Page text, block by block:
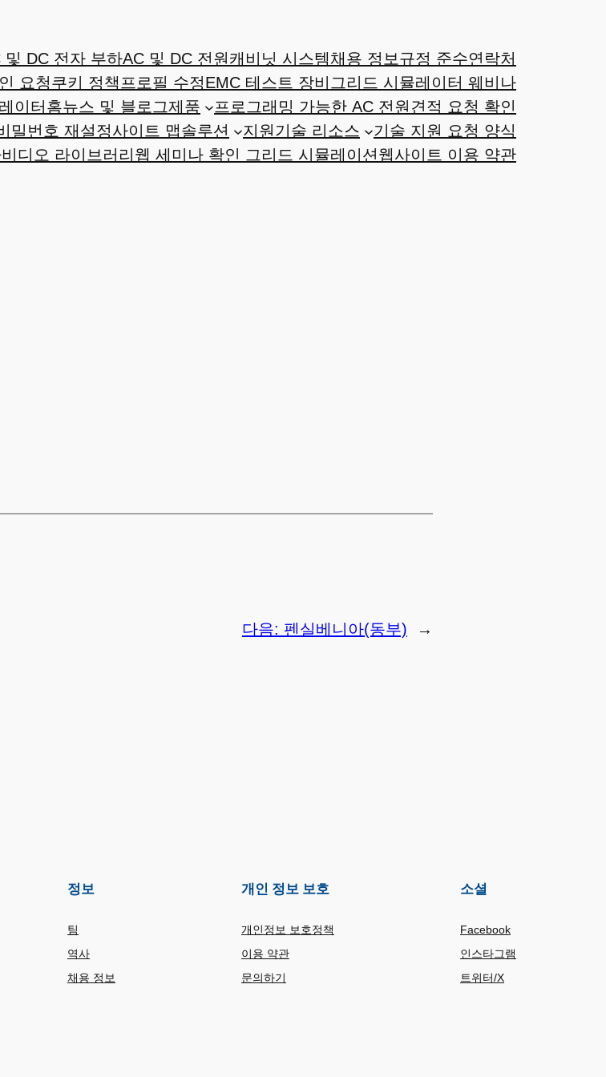
및 DC 전자 부하AC 및 DC 전원 캐비닛 시스템채용 정보규정 준수연락처
요청쿠키 정책 프로필 수정EMC 테스트 장비 그리드 시뮬레이터 웨비나
이터 홈뉴스 및 블로그제품 프로그래밍 가능한 AC 전원 견적 요청 확인
밀번호 재설정사이트 맵솔루션 지원 기술 리소스
기술 지원 요청 양식
비디오 라이브러리 웹 세미나 확인 그리드 시뮬레이션웹사이트 이용 약관
다음: 펜실베니아(동부) →
정보
팀
역사
채용 정보
개인 정보 보호
개인정보 보호정책
이용 약관
문의하기
소셜
Facebook
인스타그램
트위터/X